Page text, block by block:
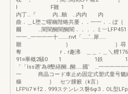
l F雛 1 」2．
内丁…『 内…舳 …内内 内
曲．＿L堕ご曜幽陛蜷共屡．．一一．．ぼ
爾 …闇闇醐闇醐闇．．．．ミ
一一…一一一一十………nvt「……‘…犀……
雛 ｝ ｝尋
奪 r．r趣沸 ＿＿．＿＼糎176．
91≡畢概2騒0 1 1鉄 15．o
「「lss遡’為8墾繕醐…醐……國‘ …一一一一一
一 商晶コード車止め固定式塑式量
糠 ｝ セツ腫籔（k言）
LFPIi7￥f2．999ステンレス磐6φ3．OL型